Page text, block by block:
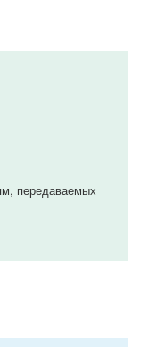
передаваемых